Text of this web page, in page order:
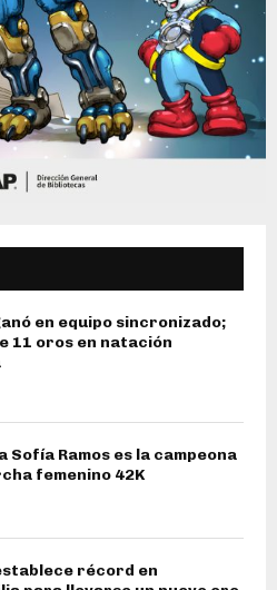
en equipo sincronizado;
11 oros en natación
Sofía Ramos es la campeona
femenino 42K
récord en